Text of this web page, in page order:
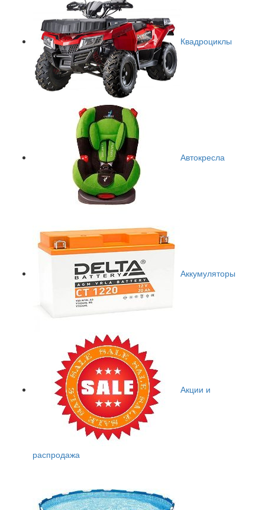
Квадроциклы
Автокресла
Аккумуляторы
Акции и
распродажа